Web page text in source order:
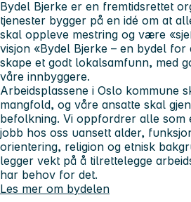
Bydel Bjerke er en fremtidsrettet
tjenester bygger på en idé om at
skal oppleve mestring og være
visjon «Bydel Bjerke – en bydel
skape et godt lokalsamfunn, med
våre innbyggere.
Arbeidsplassene i Oslo kommune
mangfold, og våre ansatte skal
befolkning. Vi oppfordrer alle som
jobb hos oss uansett alder,
orientering, religion og etnisk
legger vekt på å tilrettelegge
har behov for det.
Les mer om bydelen